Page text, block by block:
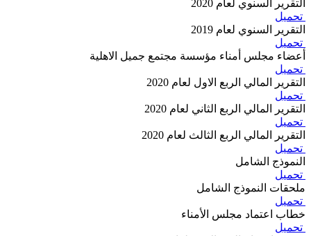
التقرير السنوي لعام 2020
تحميل
التقرير السنوي لعام 2019
تحميل
أعضاء مجلس أمناء مؤسسة مجتمع جميل الاهلية
تحميل
التقرير المالي الربع الاول لعام 2020
تحميل
التقرير المالي الربع الثاني لعام 2020
تحميل
التقرير المالي الربع الثالث لعام 2020
تحميل
النموذج الشامل
تحميل
ملحقات النموذج الشامل
تحميل
خطاب اعتماد مجلس الأمناء
تحميل